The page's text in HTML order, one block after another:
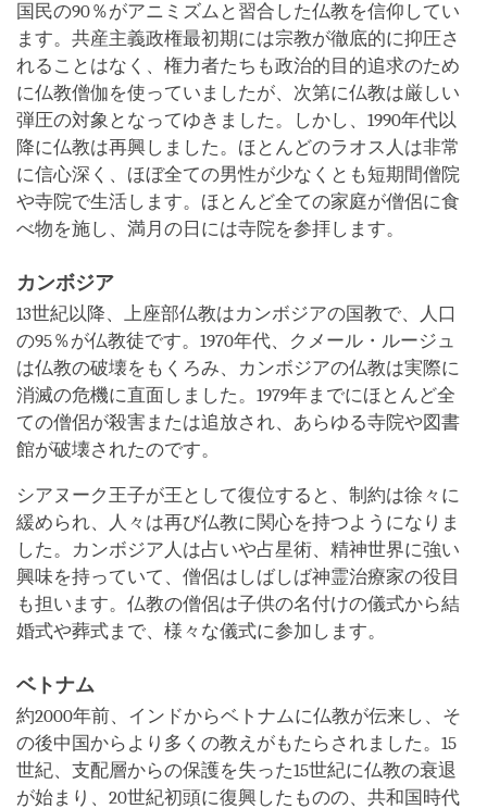
国民の90％がアニミズムと習合した仏教を信仰してい
ます。共産主義政権最初期には宗教が徹底的に抑圧さ
れることはなく、権力者たちも政治的目的追求のため
に仏教僧伽を使っていましたが、次第に仏教は厳しい
弾圧の対象となってゆきました。しかし、1990年代以
降に仏教は再興しました。ほとんどのラオス人は非常
に信心深く、ほぼ全ての男性が少なくとも短期間僧院
や寺院で生活します。ほとんど全ての家庭が僧侶に食
べ物を施し、満月の日には寺院を参拝します。
カンボジア
13世紀以降、上座部仏教はカンボジアの国教で、人口
の95％が仏教徒です。1970年代、クメール・ルージュ
は仏教の破壊をもくろみ、カンボジアの仏教は実際に
消滅の危機に直面しました。1979年までにほとんど全
ての僧侶が殺害または追放され、あらゆる寺院や図書
館が破壊されたのです。
シアヌーク王子が王として復位すると、制約は徐々に
緩められ、人々は再び仏教に関心を持つようになりま
した。カンボジア人は占いや占星術、精神世界に強い
興味を持っていて、僧侶はしばしば神霊治療家の役目
も担います。仏教の僧侶は子供の名付けの儀式から結
婚式や葬式まで、様々な儀式に参加します。
ベトナム
約2000年前、インドからベトナムに仏教が伝来し、そ
の後中国からより多くの教えがもたらされました。15
世紀、支配層からの保護を失った15世紀に仏教の衰退
が始まり、20世紀初頭に復興したものの、共和国時代